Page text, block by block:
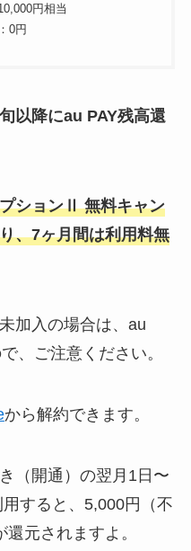
円相当
0円
以降にau PAY残高還
ションⅡ 無料キャン
、7ヶ月間は利用料無
加入の場合は、au
、ご注意ください。
から解約できます。
（開通）の翌月1日〜
すると、5,000円（不
元されますよ。